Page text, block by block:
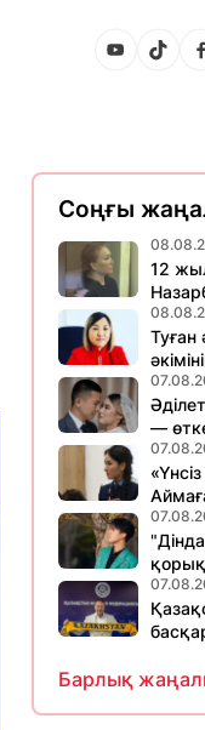
Соңғы
12
Туған
—
Барлық